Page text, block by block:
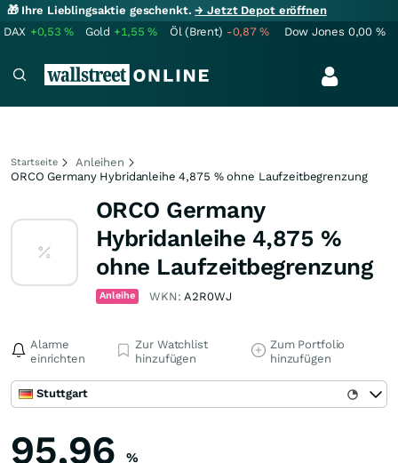
🎁 Ihre Lieblingsaktie geschenkt.→ Jetzt Depot eröffnen
DAX +0,53% Gold +1,55% Öl (Brent) -0,87% Dow Jones 0,00 %
Startseite
Anleihen
ORCO Germany Hybridanleihe 4,875 % ohne Laufzeitbegrenzung
ORCO Germany
Hybridanleihe 4,875 %
ohne Laufzeitbegrenzung
Anleihe WKN:A2R0WJ
Alarme
einrichten
Zur Watchlist
hinzufügen
Zum Portfolio
hinzufügen
Stuttgart
95,96 %